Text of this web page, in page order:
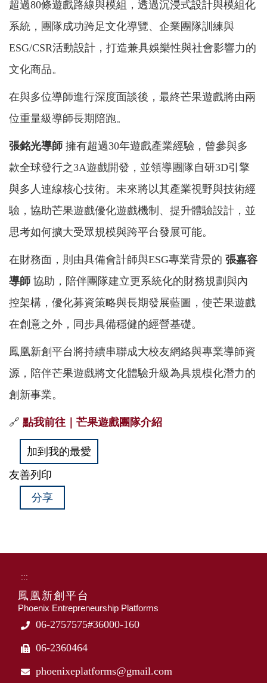
超過80條遊戲路線與模組，透過沉浸式設計與模組化
系統，團隊成功跨足文化導覽、企業團隊訓練與
ESG/CSR活動設計，打造兼具娛樂性與社會影響力的
文化商品。
在與多位導師進行深度面談後，最終芒果遊戲將由兩
位重量級導師長期陪跑。
張銘光導師 擁有超過30年遊戲產業經驗，曾參與多
款全球發行之3A遊戲開發，並領導團隊自研3D引擎
與多人連線核心技術。未來將以其產業視野與技術經
驗，協助芒果遊戲優化遊戲機制、提升體驗設計，並
思考如何擴大受眾規模與跨平台發展可能。
在財務面，則由具備會計師與ESG專業背景的 張嘉容
導師 協助，陪伴團隊建立更系統化的財務規劃與內
控架構，優化募資策略與長期發展藍圖，使芒果遊戲
在創意之外，同步具備穩健的經營基礎。
鳳凰新創平台將持續串聯成大校友網絡與專業導師資
源，陪伴芒果遊戲將文化體驗升級為具規模化潛力的
創新事業。
🔗 點我前往｜芒果遊戲團隊介紹
加到我的最愛
友善列印
分享
:::
鳳凰新創平台
Phoenix Entrepreneurship Platforms
06-2757575#36000-160
06-2360464
phoenixeplatforms@gmail.com